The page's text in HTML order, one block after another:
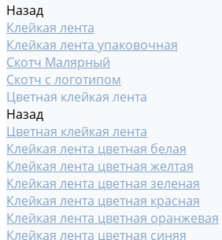
Назад
Клейкая лента
Клейкая лента упаковочная
Скотч Малярный
Скотч с логотипом
Цветная клейкая лента
Назад
Цветная клейкая лента
Клейкая лента цветная белая
Клейкая лента цветная желтая
Клейкая лента цветная зеленая
Клейкая лента цветная красная
Клейкая лента цветная оранжевая
Клейкая лента цветная синяя